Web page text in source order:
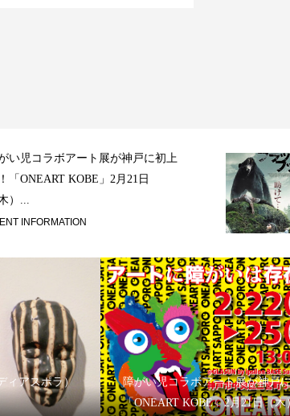
い児コラボアート展が神戸に初上
「ONEART KOBE」2月21日
木）...
INFORMATION
ィアスポラ）
障がい児コラボアート展が神戸
「ONEART KOBE」2月21日（木